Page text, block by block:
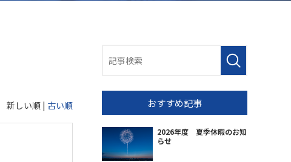
新しい順 | 古い順 おすすめ記事
2026年度 夏季休暇のお知
らせ